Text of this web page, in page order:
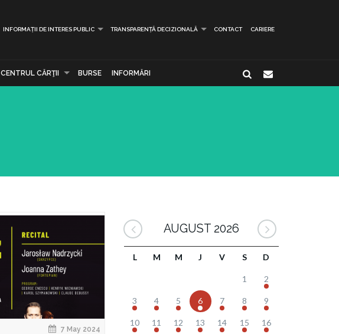
INFORMAȚII DE INTERES PUBLIC TRANSPARENȚĂ DECIZIONALĂ CONTACT CARIERE
CENTRUL CĂRŢII BURSE INFORMĂRI
7 May 2024
AUGUST 2026
L M M J V S D
1 2
3 4 5 6 7 8 9
10 11 12 13 14 15 16